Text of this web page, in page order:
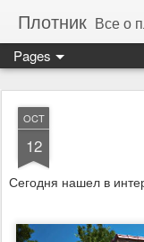
Плотник Все о плотницком
Pages
OCT
12
Сегодня нашел в